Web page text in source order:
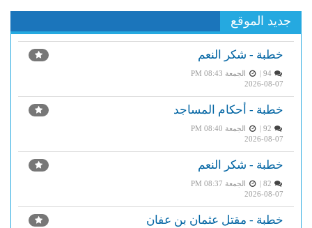
جديد الموقع
خطبة - شكر النعم
94 |
الجمعة PM 08:43
2026-08-07
خطبة - أحكام المساجد
الجمعة PM 08:40
2026-08-07
خطبة - شكر النعم
الجمعة PM 08:37
2026-08-07
خطبة - مقتل عثمان بن عفان